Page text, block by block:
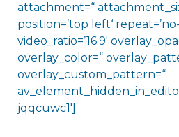
attachment=“
position=’top left‘
video_ratio=’16:9′
overlay_color=“
overlay_custom_pattern=“
jqqcuwc1′]